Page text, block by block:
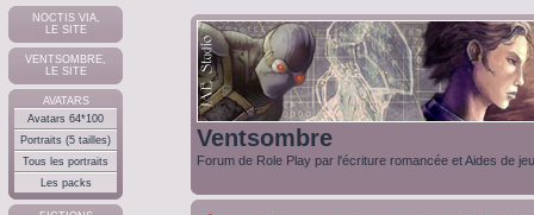
NOCTIS VIA,
LE SITE
VENTSOMBRE,
LE SITE
AVATARS
Avatars 64*100
Portraits (5 tailles)
Tous les portraits
Les packs
Ventsombre
Forum de Role Play par l'écriture romancée et Aides de